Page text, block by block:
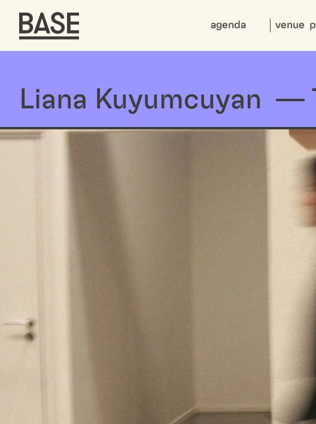
agenda venue
Liana Kuyumcuyan —